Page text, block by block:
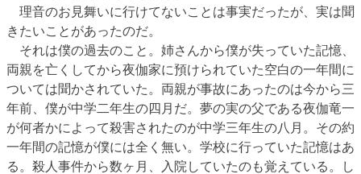
理音のお見舞いに行けてないことは事実だったが、実は聞
きたいことがあったのだ。
それは僕の過去のこと。姉さんから僕が失っていた記憶、
両親を亡くしてから夜伽家に預けられていた空白の一年間に
ついては聞かされていた。両親が事故にあったのは今から三
年前、僕が中学二年生の四月だ。夢の実の父である夜伽竜一
が何者かによって殺害されたのが中学三年生の八月。その約
一年間の記憶が僕には全く無い。学校に行っていた記憶はあ
る。殺人事件から数ヶ月、入院していたのも覚えている。し